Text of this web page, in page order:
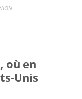
où en
Unis